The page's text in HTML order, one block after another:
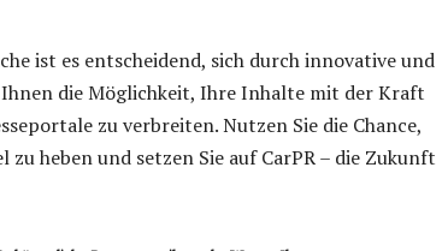
ist es entscheidend, sich durch innovative und
die Möglichkeit, Ihre Inhalte mit der Kraft
zu verbreiten. Nutzen Sie die Chance,
heben und setzen Sie auf CarPR – die Zukunft